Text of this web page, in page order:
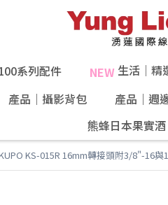
系列配件 NEW 生活｜精
產品｜攝影背包
產品｜週
熊蜂日本果實酒
KS-015R 16mm轉接頭附3/8"-16